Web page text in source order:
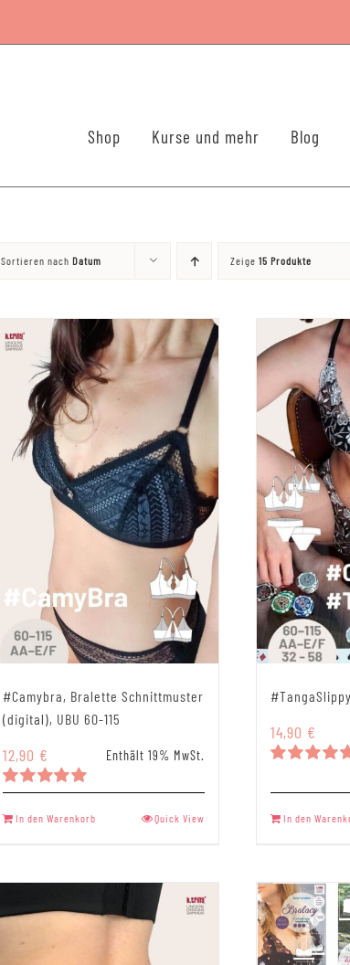
Shop Kurse und mehr Blog
Sortieren nach Datum Zeige 15 Produkte
#Camybra, Bralette Schnittmuster
(digital), UBU 60-115
mit5.00
12,90 € Enthält 19% MwSt.
In den Warenkorb Quick View
mit5.00
14,90 €
In den